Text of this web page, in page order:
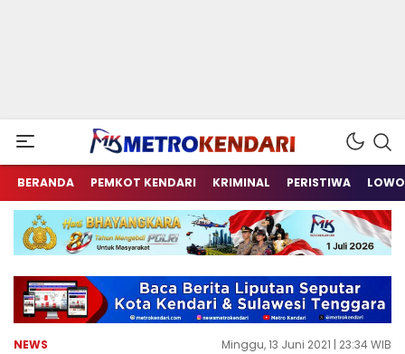
metrokendari
Berita Terkini Sulawesi Tenggara
BERANDA PEMKOT KENDARI KRIMINAL PERISTIWA
NEWS Minggu, 13 Juni 2021 | 23:34 WIB